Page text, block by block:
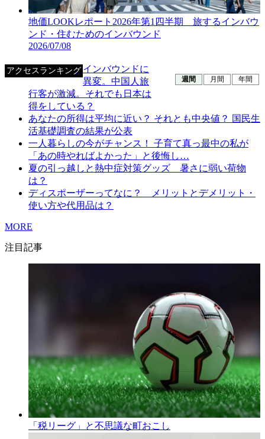
地価LOOKレポート2026年第1四半期 旅するインバウ
ンド・住むためのインバウンド
2026/07/08
アクセスランキング
週間 月間 年間
インバウンドに
異変。中国人旅
行客が激減。それでも日本は
得をしている？
あなたの所得は平均に近い？ それとも中央値？ 国民生
活基礎調査の結果が公表
一人暮らしの今がチャンス！ 子育て真っ最中の私が
「あの時やればよかった」と後悔し…
夏の引っ越しと熱中症対策グッズ 暑さに弱い荷物
は？
ディスポーザーってなに？ メリットとデメリット・
使い方や代用品は？
MORE
注目記事
「税リーグ」と不思議な町おこし